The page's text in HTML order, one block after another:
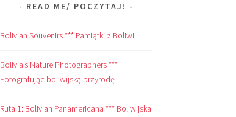
READ ME/ POCZYTAJ!
Bolivian Souvenirs *** Pamiątki z Boliwii
Bolivia’s Nature Photographers ***
Fotografując boliwijską przyrodę
Ruta 1: Bolivian Panamericana *** Boliwijska